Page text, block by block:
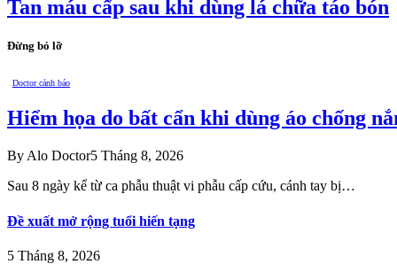
Tan máu cấp sau khi dùng lá chữa táo bón
Đừng bỏ lỡ
Doctor cảnh báo
Hiểm họa do bất cẩn khi dùng áo chống
By Alo Doctor5 Tháng 8, 2026
Sau 8 ngày kể từ ca phẫu thuật vi phẫu cấp cứu, cánh tay bị…
Đề xuất mở rộng tuổi hiến tạng
5 Tháng 8, 2026